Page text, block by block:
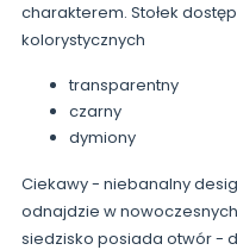
charakterem. Stołek
kolorystycznych
transparentny
czarny
dymiony
Ciekawy - niebanalny
odnajdzie w
siedzisko posiada otwór -